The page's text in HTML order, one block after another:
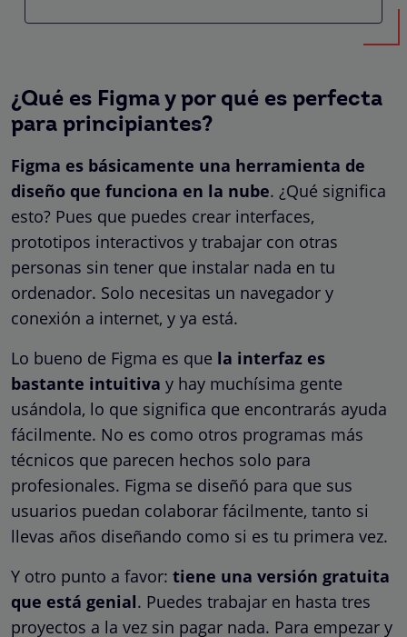
¿Qué es Figma y por qué es perfecta
para principiantes?
Figma es básicamente una herramienta de
diseño que funciona en la nube. ¿Qué significa
esto? Pues que puedes crear interfaces,
prototipos interactivos y trabajar con otras
personas sin tener que instalar nada en tu
ordenador. Solo necesitas un navegador y
conexión a internet, y ya está.
Lo bueno de Figma es que la interfaz es
bastante intuitiva y hay muchísima gente
usándola, lo que significa que encontrarás ayuda
fácilmente. No es como otros programas más
técnicos que parecen hechos solo para
profesionales. Figma se diseñó para que sus
usuarios puedan colaborar fácilmente, tanto si
llevas años diseñando como si es tu primera vez.
Y otro punto a favor: tiene una versión gratuita
que está genial. Puedes trabajar en hasta tres
proyectos a la vez sin pagar nada. Para empezar y